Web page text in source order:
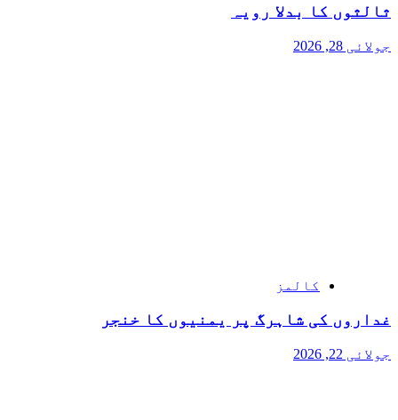
ثالثوں کا بدلا رویہ
جولائی 28, 2026
کالمز
غداروں کی شاہرگ پر یمنیوں کا خنجر
جولائی 22, 2026